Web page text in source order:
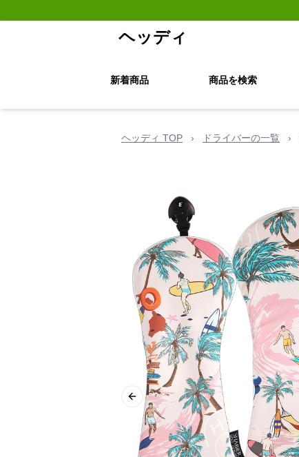
ヘッディ
新着商品 商品を検索
ヘッディ TOP › ドライバーの一覧 ›
Previous slide